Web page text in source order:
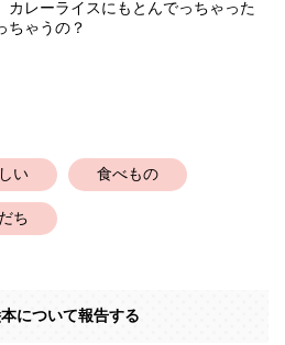
カレーライスにもとんでっちゃった
ちゃうの？
い 食べもの
ち
について報告する